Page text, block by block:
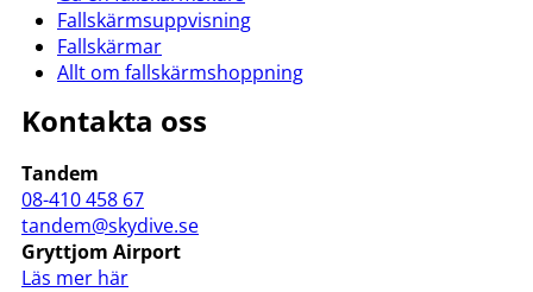
Fallskärmsuppvisning
Fallskärmar
Allt om fallskärmshoppning
Kontakta oss
Tandem
08-410 458 67
tandem@skydive.se
Gryttjom Airport
Läs mer här